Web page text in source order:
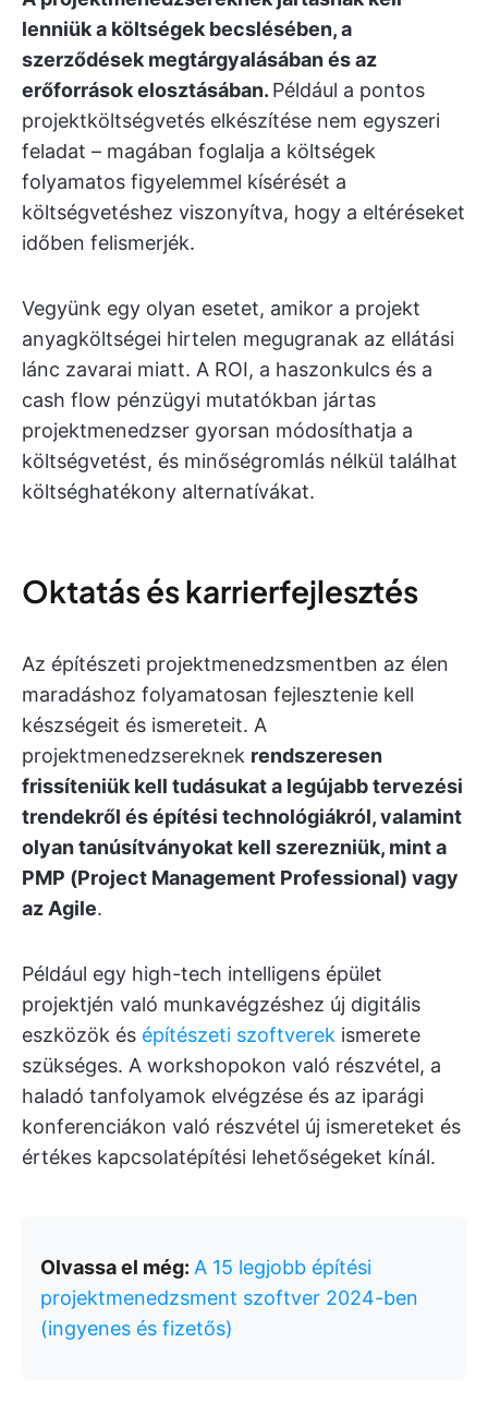
lenniük a költségek becslésében, a
szerződések megtárgyalásában és az
erőforrások elosztásában. Például a pontos
projektköltségvetés elkészítése nem egyszeri
feladat – magában foglalja a költségek
folyamatos figyelemmel kísérését a
költségvetéshez viszonyítva, hogy a eltéréseket
időben felismerjék.
Vegyünk egy olyan esetet, amikor a projekt
anyagköltségei hirtelen megugranak az ellátási
lánc zavarai miatt. A ROI, a haszonkulcs és a
cash flow pénzügyi mutatókban jártas
projektmenedzser gyorsan módosíthatja a
költségvetést, és minőségromlás nélkül találhat
költséghatékony alternatívákat.
Oktatás és karrierfejlesztés
Az építészeti projektmenedzsmentben az élen
maradáshoz folyamatosan fejlesztenie kell
készségeit és ismereteit. A
projektmenedzsereknek rendszeresen
frissíteniük kell tudásukat a legújabb tervezési
trendekről és építési technológiákról, valamint
olyan tanúsítványokat kell szerezniük, mint a
PMP (Project Management Professional) vagy
az Agile.
Például egy high-tech intelligens épület
projektjén való munkavégzéshez új digitális
eszközök és építészeti szoftverek ismerete
szükséges. A workshopokon való részvétel, a
haladó tanfolyamok elvégzése és az iparági
konferenciákon való részvétel új ismereteket és
értékes kapcsolatépítési lehetőségeket kínál.
Olvassa el még: A 15 legjobb építési
projektmenedzsment szoftver 2024-ben
(ingyenes és fizetős)